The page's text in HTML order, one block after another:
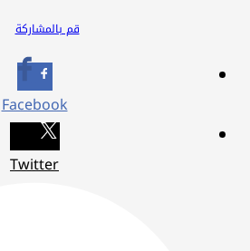
قم بالمشاركة
Facebook
Twitter